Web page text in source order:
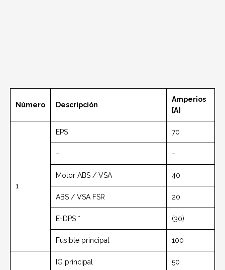
Número Descripción
Amperios
[A]
1
EPS 70
– –
Motor ABS / VSA 40
ABS / VSA FSR 20
E-DPS * (30)
Fusible principal 100
IG principal 50